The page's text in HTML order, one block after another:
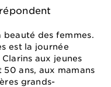
beauté des femmes.
est la journée
aux jeunes
ans, aux mamans
grands-